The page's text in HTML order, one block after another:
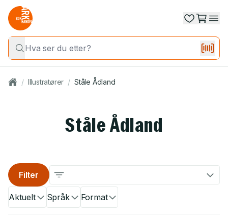
/ Illustratører / Ståle Ådland
Ståle Ådland
Aktuelt Språk Format
Filter